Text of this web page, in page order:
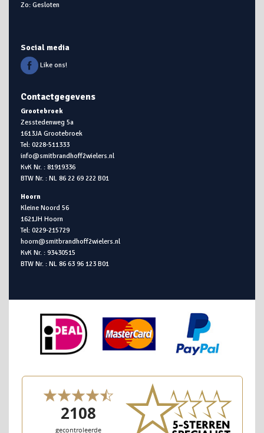
Zo: Gesloten
Social media
Like ons!
Contactgegevens
Grootebroek
Zesstedenweg 5a
1613JA Grootebroek
Tel: 0228-511333
info@smitbrandhoff2wielers.nl
KvK Nr. : 81919336
BTW Nr. : NL 86 22 69 222 B01
Hoorn
Kleine Noord 56
1621JH Hoorn
Tel: 0229-215729
hoorn@smitbrandhoff2wielers.nl
KvK Nr. : 93430515
BTW Nr. : NL 86 63 96 123 B01